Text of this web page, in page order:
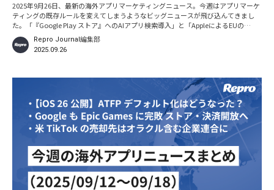
2025年9月26日、最新の海外アプリマーケティングニュース。今週はアプリマーケ
ティングの既存ルールを変えてしまうようなビッグニュースが飛び込んてきまし
た。「『Google Play ストア』へのAIアプリ検索導入」と「AppleによるEUの
『DMA（デジタル市場法）運用』への強い非難」です。そのほか、「TikTok」の
アメリカ事業買収承認や市場調査レポートも紹介しています。 ※本記事における日
時の記載は、特別な断りがない限りすべて現地時間です。 Google Play
Repro Journal編集部
2025.09.26